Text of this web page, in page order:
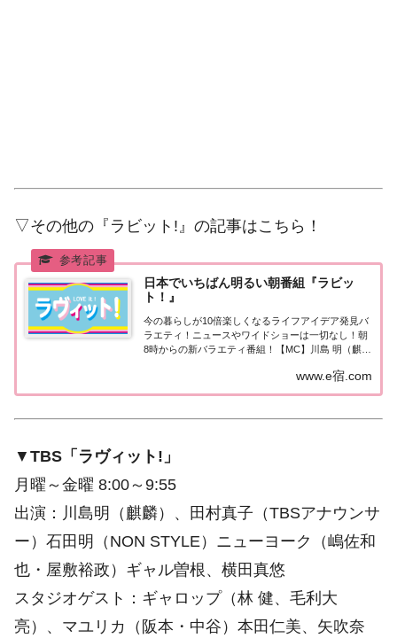
▽その他の『ラビット!』の記事はこちら！
日本でいちばん明るい朝番組『ラビッ
ト！』
今の暮らしが10倍楽しくなるライフアイデア発見バ
ラエティ！ニュースやワイドショーは一切なし！朝
8時からの新バラエティ番組！【MC】川島 明（麒
www.e宿.com
▼ TBS「ラヴィット!」
月曜～金曜 8:00～9:55
出演：川島明（麒麟）、田村真子（TBSアナウンサ
ー）石田明（NON STYLE）ニューヨーク（嶋佐和
也・屋敷裕政）ギャル曽根、横田真悠
スタジオゲスト：ギャロップ（林 健、毛利大
亮）、マユリカ（阪本・中谷）本田仁美、矢吹奈